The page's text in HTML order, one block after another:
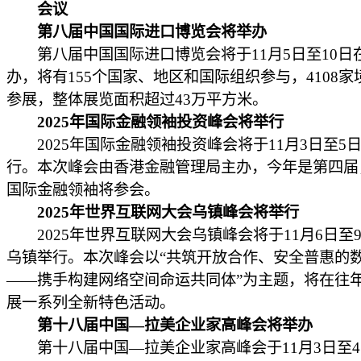
会议
第八届中国国际进口博览会将举办
第八届中国国际进口博览会将于11月5日至10日
办，将有155个国家、地区和国际组织参与，4108家
参展，整体展览面积超过43万平方米。
2025年国际金融领袖投资峰会将举行
2025年国际金融领袖投资峰会将于11月3日至5
行。本次峰会由香港金融管理局主办，今年是第四
国际金融领袖将参会。
2025年世界互联网大会乌镇峰会将举行
2025年世界互联网大会乌镇峰会将于11月6日至
乌镇举行。本次峰会以“共筑开放合作、安全普惠的
——携手构建网络空间命运共同体”为主题，将在往
展一系列全新特色活动。
第十八届中国—拉美企业家高峰会将举办
第十八届中国—拉美企业家高峰会于11月3日至4